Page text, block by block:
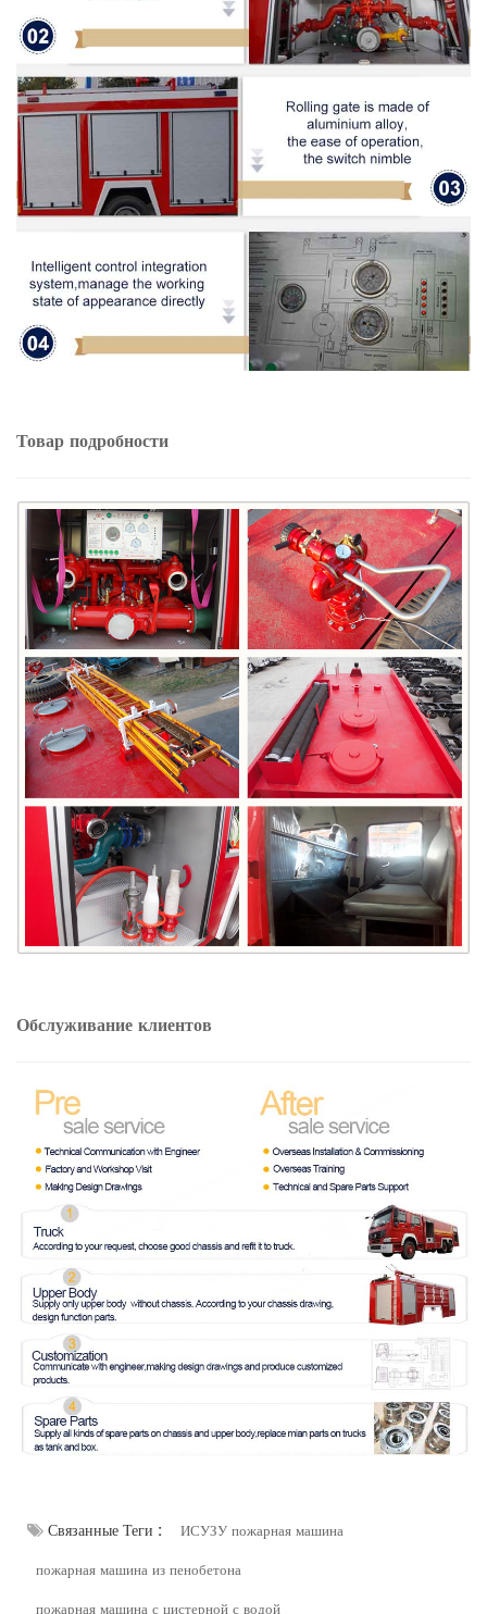
Товарподробности
Обслуживание клиентов
Связанные Теги :
ИСУЗУ пожарная машина
пожарная машина из пенобетона